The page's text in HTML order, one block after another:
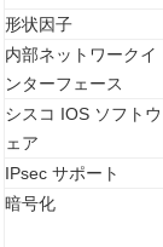
形状因子
内部ネットワークイ
ンターフェース
シスコ IOS ソフトウ
ェア
IPsec サポート
暗号化